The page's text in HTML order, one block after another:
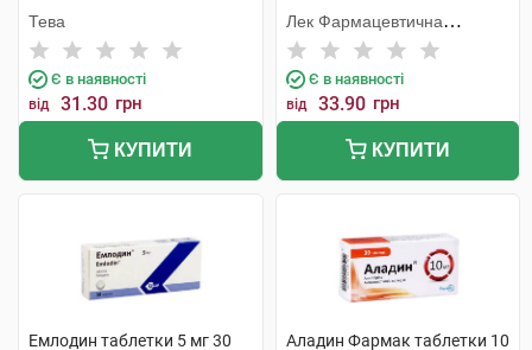
Тева
Є в наявності
від 31.30 грн
КУПИТИ
Лек Фармацевтична
компанія
Є в наявності
від 33.90 грн
КУПИТИ
Емлодин таблетки 5 мг 30 Аладин Фармак таблетки 10